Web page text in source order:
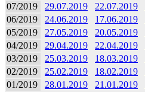
07/2019
29.07.2019 22.07.2019
06/2019
24.06.2019 17.06.2019
05/2019
27.05.2019 20.05.2019
04/2019
29.04.2019 22.04.2019
03/2019
25.03.2019 18.03.2019
02/2019
25.02.2019 18.02.2019
01/2019
28.01.2019 21.01.2019